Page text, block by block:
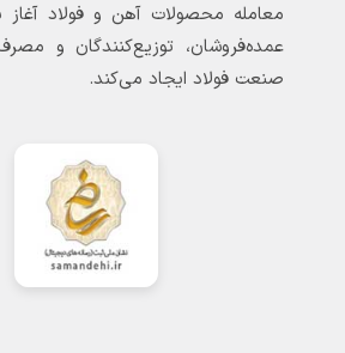
معامله محصولات آهن و فولاد آغاز
عمده‌فروشان، توزیع‌کنندگان و
صنعت فولاد ایجاد می‌کند.